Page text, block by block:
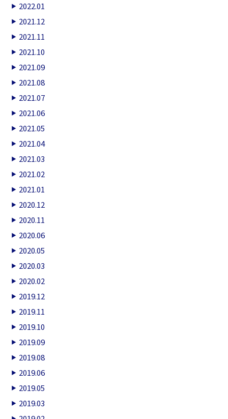
2022.01
2021.12
2021.11
2021.10
2021.09
2021.08
2021.07
2021.06
2021.05
2021.04
2021.03
2021.02
2021.01
2020.12
2020.11
2020.06
2020.05
2020.03
2020.02
2019.12
2019.11
2019.10
2019.09
2019.08
2019.06
2019.05
2019.03